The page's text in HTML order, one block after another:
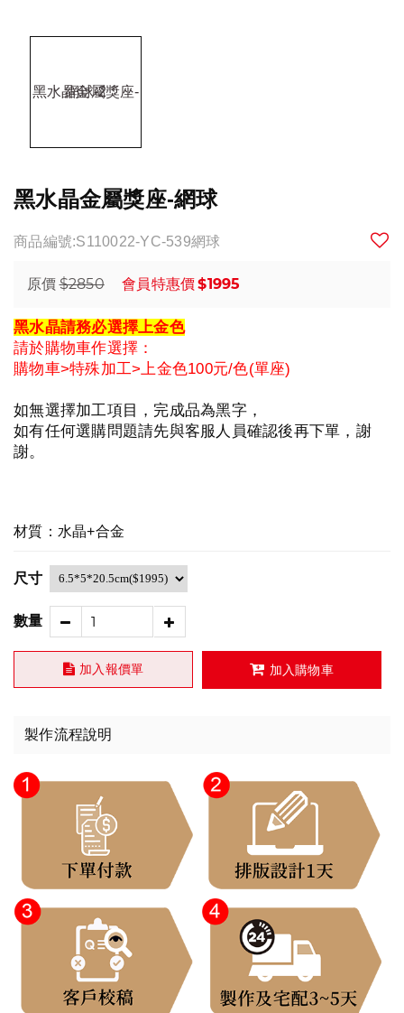
黑水晶金屬獎座-網球
商品編號:S110022-YC-539網球
原價 $2850 會員特惠價$1995
黑水晶請務必選擇上金色
請於購物車作選擇：
購物車>特殊加工>上金色100元/色(單座)
如無選擇加工項目，完成品為黑字，
如有任何選購問題請先與客服人員確認後再下單，謝
謝。
材質：水晶+合金
尺寸
數量
加入報價單 加入購物車
製作流程說明